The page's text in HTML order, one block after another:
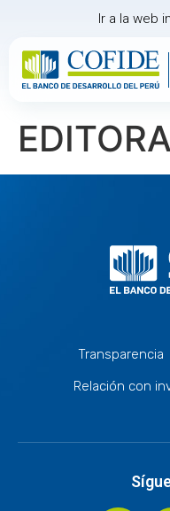
Ir a la web
Transparencia
Relación con